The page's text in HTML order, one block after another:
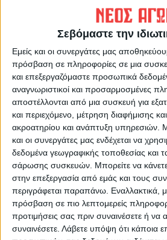
Σεβόμαστε την
Εμείς και οι συνεργάτες μας
πρόσβαση σε πληροφορίες σε μια
και επεξεργαζόμαστε προσωπικά
αναγνωριστικοί και προσαρμοσμένες
αποστέλλονται από μια συσκευή για
και περιεχόμενο, μέτρηση διαφήμισης
ακροατηρίου και ανάπτυξη υπηρεσιών.
και οι συνεργάτες μας ενδέχεται να
δεδομένα γεωγραφικής τοποθεσίας και
σάρωσης συσκευών. Μπορείτε να κάνετε
στην επεξεργασία από εμάς και τους
περιγράφεται παραπάνω. Εναλλακτικά,
πρόσβαση σε πιο λεπτομερείς
προτιμήσεις σας πριν συναινέσετε ή να
συναινέσετε. Λάβετε υπόψη ότι κάποια